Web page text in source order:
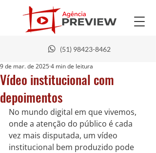
(51) 98423-8462
Vídeo institucional com
depoimentos
9 de mar. de 20254 min de leitura
No mundo digital em que vivemos,
onde a atenção do público é cada
vez mais disputada, um vídeo
institucional bem produzido pode